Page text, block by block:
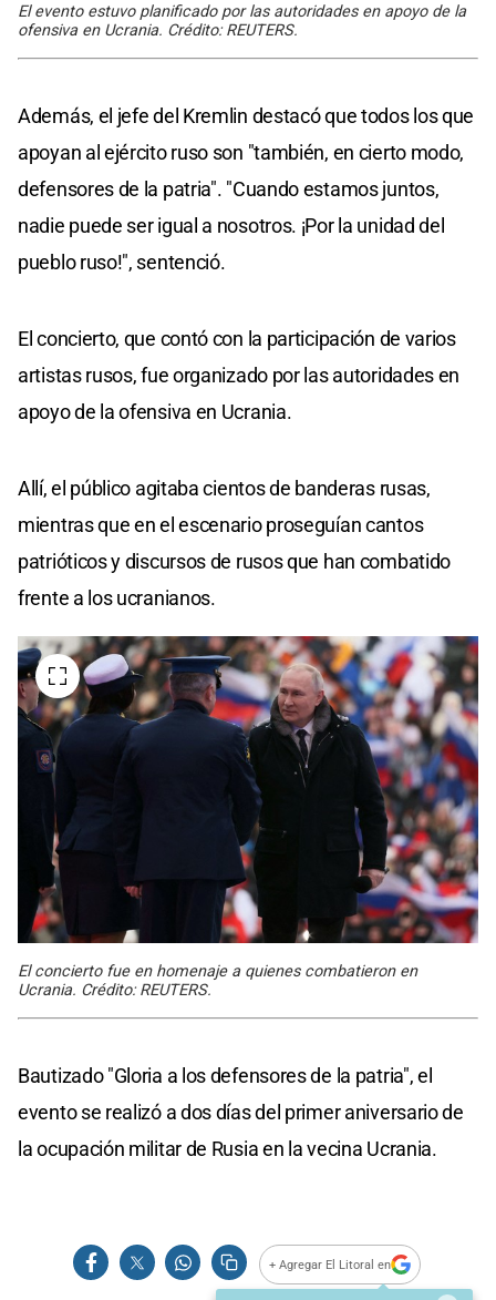
El evento estuvo planificado por las autoridades en apoyo de la
ofensiva en Ucrania. Crédito: REUTERS.
Además, el jefe del Kremlin destacó que todos los que
apoyan al ejército ruso son "también, en cierto modo,
defensores de la patria". "Cuando estamos juntos,
nadie puede ser igual a nosotros. ¡Por la unidad del
pueblo ruso!", sentenció.
El concierto, que contó con la participación de varios
artistas rusos, fue organizado por las autoridades en
apoyo de la ofensiva en Ucrania.
Allí, el público agitaba cientos de banderas rusas,
mientras que en el escenario proseguían cantos
patrióticos y discursos de rusos que han combatido
frente a los ucranianos.
El concierto fue en homenaje a quienes combatieron en
Ucrania. Crédito: REUTERS.
Bautizado "Gloria a los defensores de la patria", el
evento se realizó a dos días del primer aniversario de
la ocupación militar de Rusia en la vecina Ucrania.
+ Agregar El Litoral en